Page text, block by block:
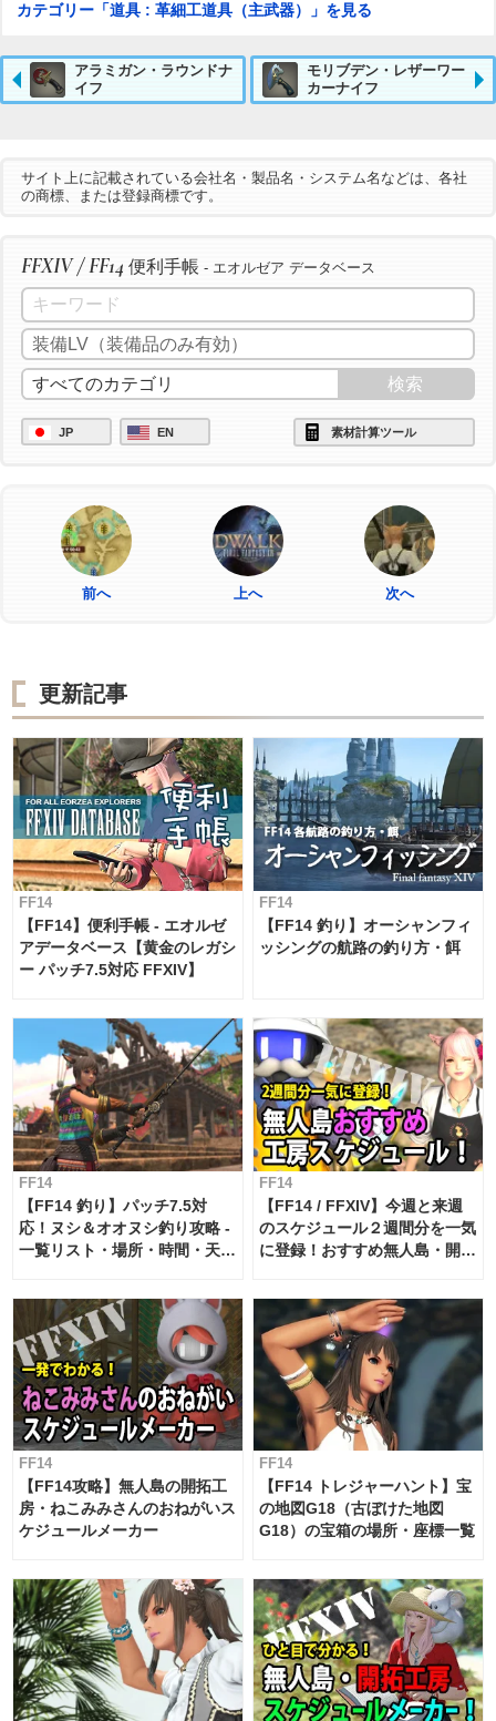
カテゴリー「道具 : 革細工道具（主武器）」を見る
アラミガン・ラウンドナ
イフ
モリブデン・レザーワー
カーナイフ
サイト上に記載されている会社名・製品名・システム名などは、各社
の商標、または登録商標です。
FFXIV / FF14 便利手帳 - エオルゼア データベース
JP EN 素材計算ツール
前へ 上へ 次へ
更新記事
FF14
【FF14】便利手帳 - エオルゼ
アデータベース【黄金のレガシ
ー パッチ7.5対応 FFXIV】
FF14
【FF14 釣り】オーシャンフィ
ッシングの航路の釣り方・餌
FF14
【FF14 釣り】パッチ7.5対
応！ヌシ＆オオヌシ釣り攻略 -
一覧リスト・場所・時間・天
FF14
【FF14 / FFXIV】今週と来週
のスケジュール２週間分を一気
に登録！おすすめ無人島・開拓
FF14
【FF14攻略】無人島の開拓工
房・ねこみみさんのおねがいス
ケジュールメーカー
FF14
【FF14 トレジャーハント】宝
の地図G18（古ぼけた地図
G18）の宝箱の場所・座標一覧